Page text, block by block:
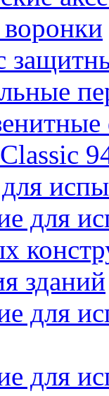
для
зданий
для
для